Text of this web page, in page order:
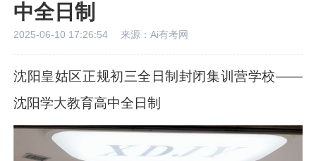
中全日制
2025-06-10 17:26:54 来源：Ai有考网
沈阳皇姑区正规初三全日制封闭集训营学校——
沈阳学大教育高中全日制